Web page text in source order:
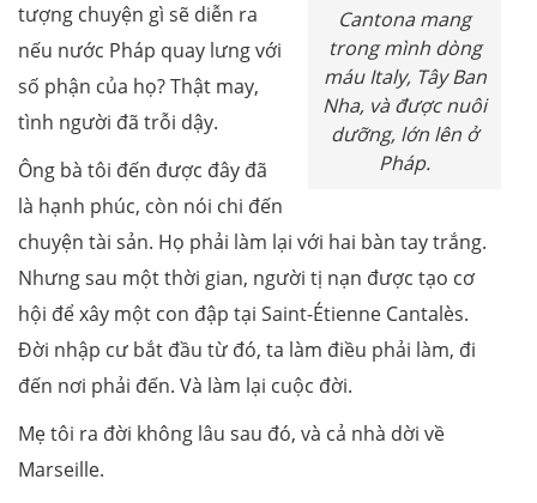
Cantona mang
trong mình dòng
máu Italy, Tây Ban
Nha, và được nuôi
dưỡng, lớn lên ở
Pháp.
tượng chuyện gì sẽ diễn ra
nếu nước Pháp quay lưng với
số phận của họ? Thật may,
tình người đã trỗi dậy.
Ông bà tôi đến được đây đã
là hạnh phúc, còn nói chi đến
chuyện tài sản. Họ phải làm lại với hai bàn tay trắng.
Nhưng sau một thời gian, người tị nạn được tạo cơ
hội để xây một con đập tại Saint-Étienne Cantalès.
Đời nhập cư bắt đầu từ đó, ta làm điều phải làm, đi
đến nơi phải đến. Và làm lại cuộc đời.
Mẹ tôi ra đời không lâu sau đó, và cả nhà dời về
Marseille.